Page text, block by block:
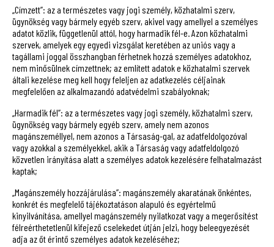
„Címzett”: az a természetes vagy jogi személy, közhatalmi szerv,
ügynökség vagy bármely egyéb szerv, akivel vagy amellyel a személyes
adatot közlik, függetlenül attól, hogy harmadik fél-e. Azon közhatalmi
szervek, amelyek egy egyedi vizsgálat keretében az uniós vagy a
tagállami joggal összhangban férhetnek hozzá személyes adatokhoz,
nem minősülnek címzettnek; az említett adatok e közhatalmi szervek
általi kezelése meg kell hogy feleljen az adatkezelés céljainak
megfelelően az alkalmazandó adatvédelmi szabályoknak;
„Harmadik fél”: az a természetes vagy jogi személy, közhatalmi szerv,
ügynökség vagy bármely egyéb szerv, amely nem azonos
magánszeméllyel, nem azonos a Társaság-gal, az adatfeldolgozóval
vagy azokkal a személyekkel, akik a Társaság vagy adatfeldolgozó
közvetlen irányítása alatt a személyes adatok kezelésére felhatalmazást
kaptak;
„Magánszemély hozzájárulása”: magánszemély akaratának önkéntes,
konkrét és megfelelő tájékoztatáson alapuló és egyértelmű
kinyilvánítása, amellyel magánszemély nyilatkozat vagy a megerősítést
félreérthetetlenül kifejező cselekedet útján jelzi, hogy beleegyezését
adja az őt érintő személyes adatok kezeléséhez;